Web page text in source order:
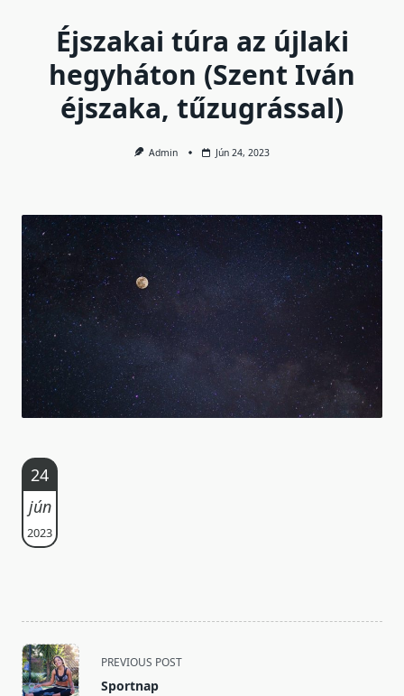
Éjszakai túra az újlaki
hegyháton (Szent Iván
éjszaka, tűzugrással)
Admin Jún 24, 2023
24
jún
2023
<span
class="nav-
PREVIOUS POST
Sportnap